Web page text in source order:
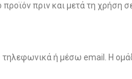
πριν και μετά τη χρήση
ή μέσω email. Η